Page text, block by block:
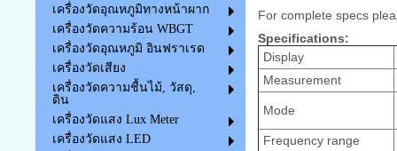
เครื่องวัดอุณหภูมิทางหน้าผาก
เครื่องวัดความร้อน WBGT
เครื่องวัดอุณหภูมิ อินฟราเรด
เครื่องวัดเสียง
เครื่องวัดความชื้นไม้, วัสดุ,
ดิน
เครื่องวัดแสง Lux Meter
เครื่องวัดแสง LED
For complete specs
Specifications:
Display
Measurement
Mode
Frequency range